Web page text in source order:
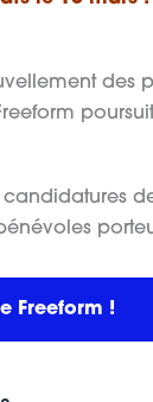
des
Freeform !